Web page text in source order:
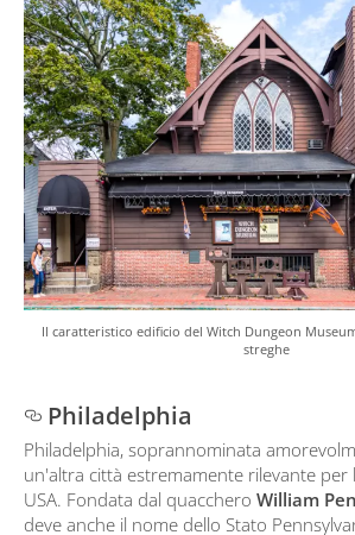
Il caratteristico edificio del Witch Dungeon
streghe
Philadelphia
Philadelphia, soprannominata
un'altra città estremamente rilevante per
USA. Fondata dal quacchero William
deve anche il nome dello Stato